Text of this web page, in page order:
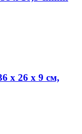
х 26 х 9 см,